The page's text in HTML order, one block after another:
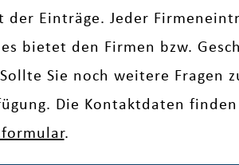
der Einträge. Jeder
bietet den Firmen bzw.
Sie noch weitere Fragen
Die Kontaktdaten finden
.